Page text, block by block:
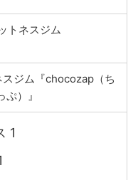
トネスジム
ジム『chocozap（ち
ぷ）』
1